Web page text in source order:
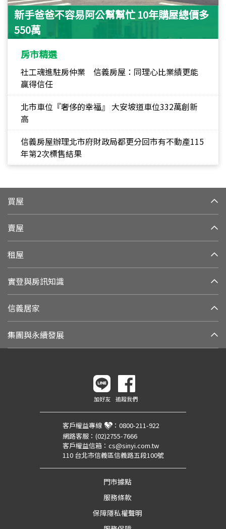
新手爸爸不容易阿公幫幫忙 10年購屋總價多
550萬
房市精選
社工魂進駐房仲業 信義房屋：同理心比業績更能
贏得信任
北市車位『奢侈的幸福』 大安坡道車位332萬創新
高
信義房屋辦理北市府財政局都更分回市有不動產115
年第2次標售結果
買屋
賣屋
租屋
實登與房訊知識
信義居家
集團與永續發展
加好友 追蹤我們
客戶權益專線 ： 0800-211-922
網路客服： (02)2755-7666
客戶權益信箱： cs@sinyi.com.tw
110 台北市信義區信義路五段100號
門市據點
服務條款
保障隱私權聲明